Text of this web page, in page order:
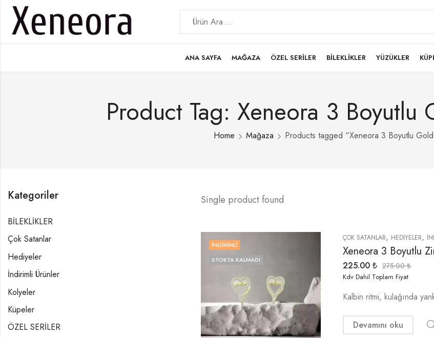
ANA SAYFA MAĞAZA ÖZEL SERİLER BİLEKLİKLER YÜZÜKLER
Product Tag: Xeneora 3 Boyutlu
Home Mağaza Products tagged “Xeneora 3 Boyutlu
Single product found
İNDIRIMLI
STOKTA KALMADI
ÇOK SATANLAR, HEDIYELER,
Xeneora 3 Boyutlu
225.00₺ 275.00₺
Kdv Dahil Toplam Fiyat
Kalbin ritmi, kulağında
Devamını oku
Kategoriler
BİLEKLİKLER
Çok Satanlar
Hediyeler
İndirimli Ürünler
Kolyeler
Küpeler
ÖZEL SERİLER